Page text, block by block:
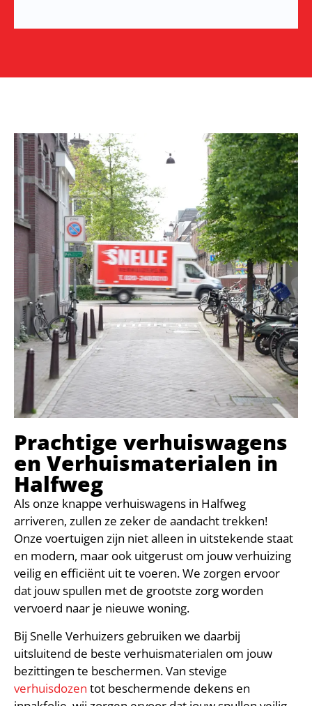
Prachtige verhuiswagens
en Verhuismaterialen in
Halfweg
Als onze knappe verhuiswagens in Halfweg
arriveren, zullen ze zeker de aandacht trekken!
Onze voertuigen zijn niet alleen in uitstekende staat
en modern, maar ook uitgerust om jouw verhuizing
veilig en efficiënt uit te voeren. We zorgen ervoor
dat jouw spullen met de grootste zorg worden
vervoerd naar je nieuwe woning.
Bij Snelle Verhuizers gebruiken we daarbij
uitsluitend de beste verhuismaterialen om jouw
bezittingen te beschermen. Van stevige
verhuisdozen tot beschermende dekens en